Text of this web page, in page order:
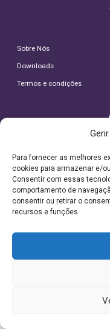
Este site utiliza
estará a
Para fornecer as melhores
cookies para armazenar e/
Consentir com essas
comportamento de
consentir ou retirar o
recursos e funções.
Sobre Nós
Downloads
Termos e condições
©
Todos